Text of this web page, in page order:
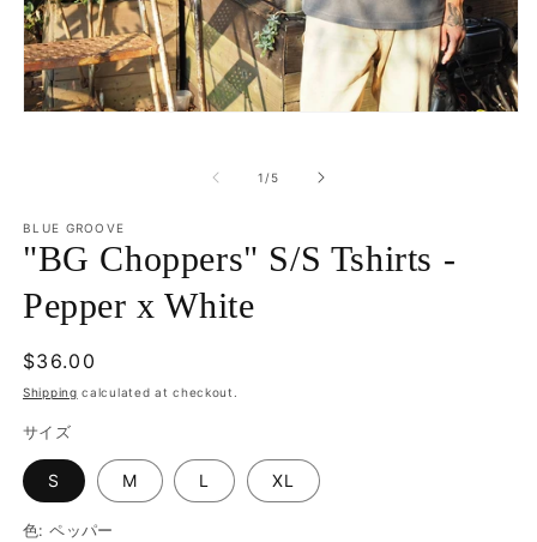
1 /of
5
BLUE GROOVE
"BG Choppers" S/S Tshirts -
Pepper x White
Regular
price
$36.00
Shipping calculated at checkout.
サイズ
S M L XL
色:ペッパー